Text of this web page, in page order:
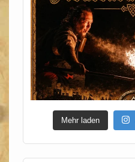
Mehr laden